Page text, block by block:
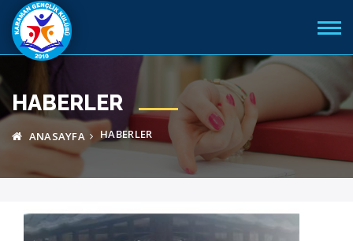
HABERLER
ANASAYFA HABERLER